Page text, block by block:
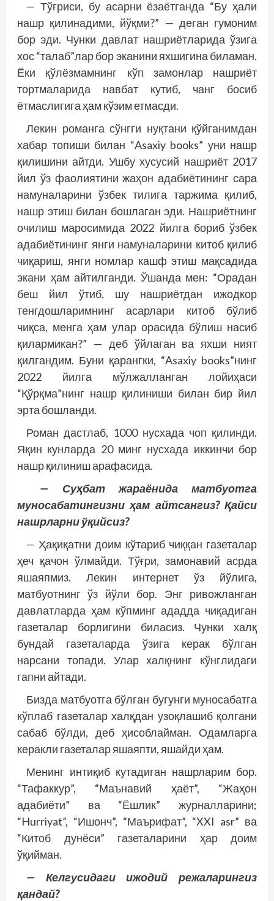
— Тўғриси, бу асарни ёзаётганда “Бу ҳали
нашр қилинадими, йўқми?” — деган гумоним
бор эди. Чунки давлат нашриётларида ўзига
хос “талаб”­лар бор эканини яхшигина биламан.
Ёки қўлёзмамнинг кўп замонлар нашриёт
тортмаларида нав­бат кутиб, чанг босиб
ётмаслигига ҳам кўзим етмасди.
Лекин романга сўнгги нуқтани қўйганимдан
хабар топиши билан “Asaxiy books” уни нашр
қилишини айтди. Ушбу хусусий нашриёт 2017
йил ўз фаолиятини жаҳон адабиётининг сара
намуналарини ўзбек тилига таржима қилиб,
нашр этиш билан бошлаган эди. Нашриётнинг
очилиш маросимида 2022 йилга бориб ўзбек
адабиётининг янги намуналарини китоб қилиб
чиқариш, янги номлар кашф этиш мақсадида
экани ҳам айтилганди. Ўшанда мен: “Орадан
беш йил ўтиб, шу нашриётдан ижодкор
тенгдошларимнинг асарлари китоб бўлиб
чиқса, менга ҳам улар орасида бўлиш насиб
қилармикан?” — деб ўйлаган ва яхши ният
қилгандим. Буни қарангки, “Asaxiy books”нинг
2022 йилга мўлжалланган лойиҳаси
“Қўрқма”нинг нашр қилиниши билан бир йил
эрта бошланди.
Роман дастлаб, 1000 нусхада чоп қилинди.
Яқин кунларда 20 минг нусхада иккинчи бор
нашр қилиниш арафасида.
— Суҳбат жараёнида матбуотга
муносабатингизни ҳам айтсангиз? Қайси
нашрларни ўқийсиз?
— Ҳақиқатни доим кўтариб чиққан газеталар
ҳеч қачон ўлмайди. Тўғри, замонавий асрда
яшаяпмиз. Лекин интернет ўз йўлига,
матбуотнинг ўз йўли бор. Энг ривожланган
давлатларда ҳам кўпминг ададда чиқадиган
газеталар борлигини биласиз. Чунки халқ
бундай газеталарда ўзига керак бўлган
нарсани топади. Улар халқнинг кўнглидаги
гапни айтади.
Бизда матбуотга бўлган бугунги муносабатга
кўплаб газеталар халқдан узоқлашиб қолгани
сабаб бўлди, деб ҳисоблайман. Одамларга
керакли газеталар яшаяпти, яшайди ҳам.
Менинг интиқиб кутадиган нашрларим бор.
“Тафаккур”, “Маънавий ҳаёт”, “Жаҳон
адабиёти” ва “Ёшлик” журналларини;
“Hurriyat”, “Ишонч”, “Маърифат”, “XXI asr” ва
“Китоб дунёси” газеталарини ҳар доим
ўқийман.
— Келгусидаги ижодий режаларингиз
қандай?